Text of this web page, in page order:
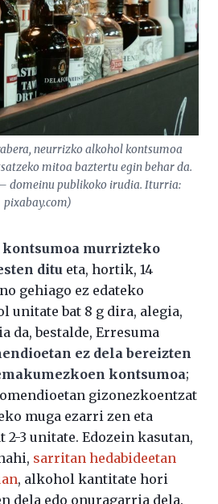
neurrizko alkohol kontsumoa
mitoa baztertu egin behar da.
domeinu publikoko irudia. Iturria:
pixabay.com)
murrizteko
ditu eta, hortik, 14
gehiago ez edateko
unitate bat 8 g dira, alegia,
da, bestalde, Erresuma
ez dela bereizten
kontsumoa;
gizonezkoentzat
muga ezarri zen eta
2-3 unitate. Edozein kasutan,
sarritan hedabideetan
, alkohol kantitate hori
dela edo onuragarria dela.